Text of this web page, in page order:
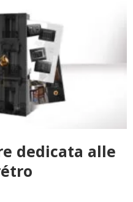
dedicata alle